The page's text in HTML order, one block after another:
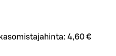
4,60 €